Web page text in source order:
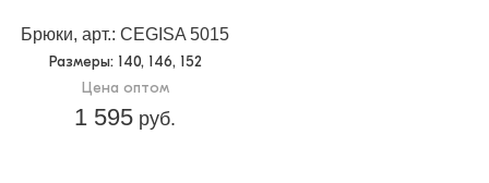
Брюки, арт.: CEGISA 5015
Размеры: 140, 146, 152
Цена оптом
1 595 руб.